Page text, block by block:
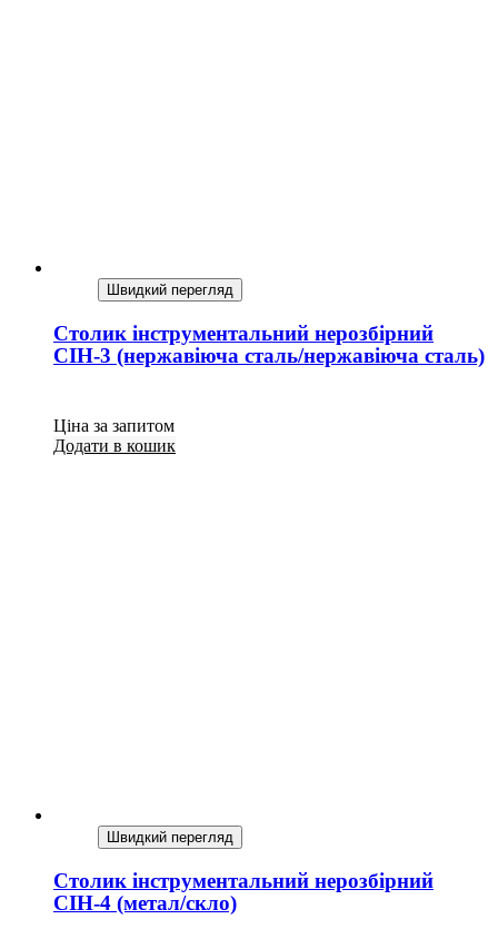
Швидкий перегляд
Столик інструментальний нерозбірний
СІН-3 (нержавіюча сталь/нержавіюча сталь)
Ціна за запитом
Додати в кошик
Швидкий перегляд
Столик інструментальний нерозбірний
СІН-4 (метал/скло)